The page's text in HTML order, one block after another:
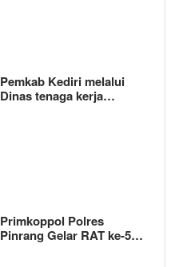
Pemkab Kediri melalui
Dinas tenaga kerja…
Primkoppol Polres
Pinrang Gelar RAT ke-5…